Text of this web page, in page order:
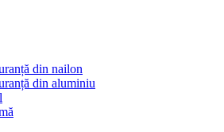
din nailon
din aluminiu